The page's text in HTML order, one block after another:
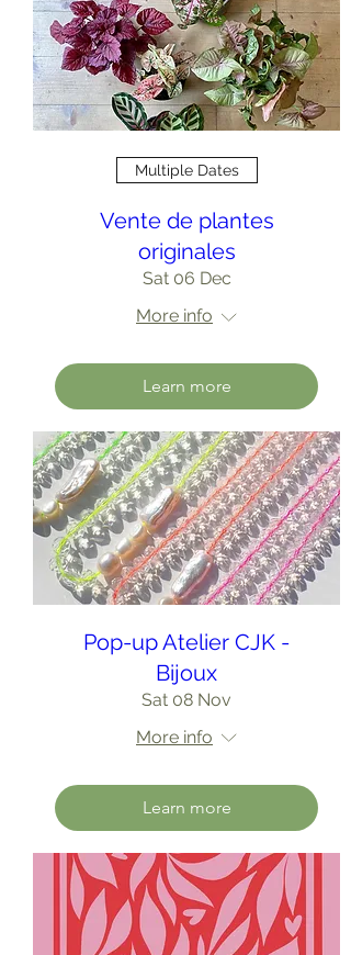
Multiple Dates
Vente de plantes
originales
Sat 06 Dec
More info
Learn more
Pop-up Atelier CJK -
Bijoux
Sat 08 Nov
More info
Learn more